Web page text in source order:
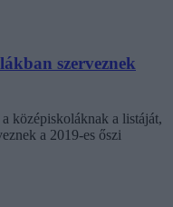
szerveznek
középiskoláknak a listáját,
a 2019-es őszi